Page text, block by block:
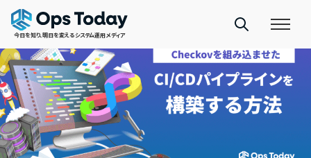
今日を知り、明日を変えるシステム運用メディア